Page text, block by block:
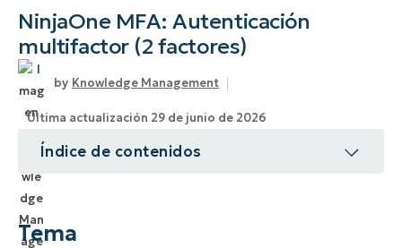
NinjaOne MFA: Autenticación
multifactor (2 factores)
Knowledge Management
Última actualización 29 de junio de 2026
Índice de contenidos
Tema